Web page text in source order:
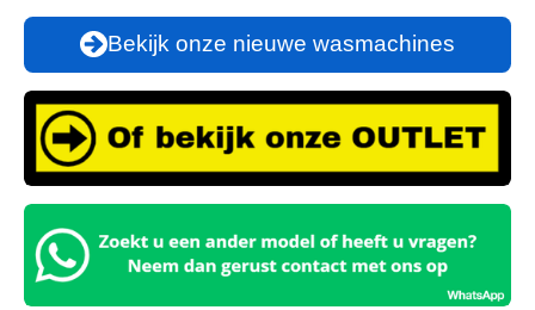
Bekijk onze nieuwe wasmachines